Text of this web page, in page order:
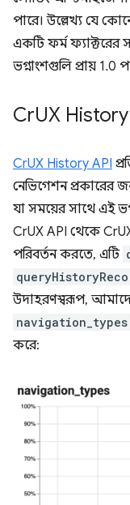
পারে। উল্লেখ্য যে
একটি ফর্ম ফ্যাক্টরের
ভগ্নাংশগুলি প্রায় 1.0
CrUX History
CrUX History API
নেভিগেশন প্রকারের
যা সময়ের সাথে এই
CrUX API থেকে
পরিবর্তন করতে, এটি
উদাহরণস্বরূপ,
navigation_types
করে: